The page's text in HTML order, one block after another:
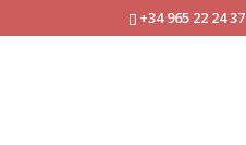
+34 965 22 24 37